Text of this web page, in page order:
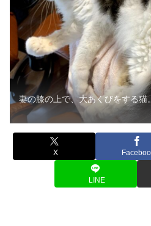
妻の膝の上で、大あくびをする
X
LINE